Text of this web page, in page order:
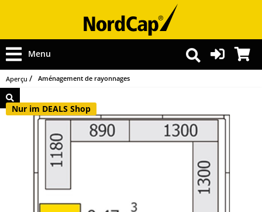
Menu
Aperçu Aménagement de rayonnages
Nur im DEALS Shop